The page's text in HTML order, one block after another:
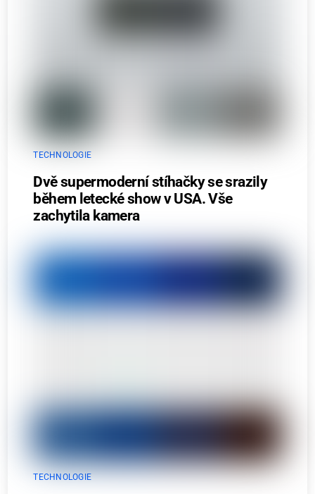
TECHNOLOGIE
Dvě supermoderní stíhačky se srazily
během letecké show v USA. Vše
zachytila kamera
TECHNOLOGIE